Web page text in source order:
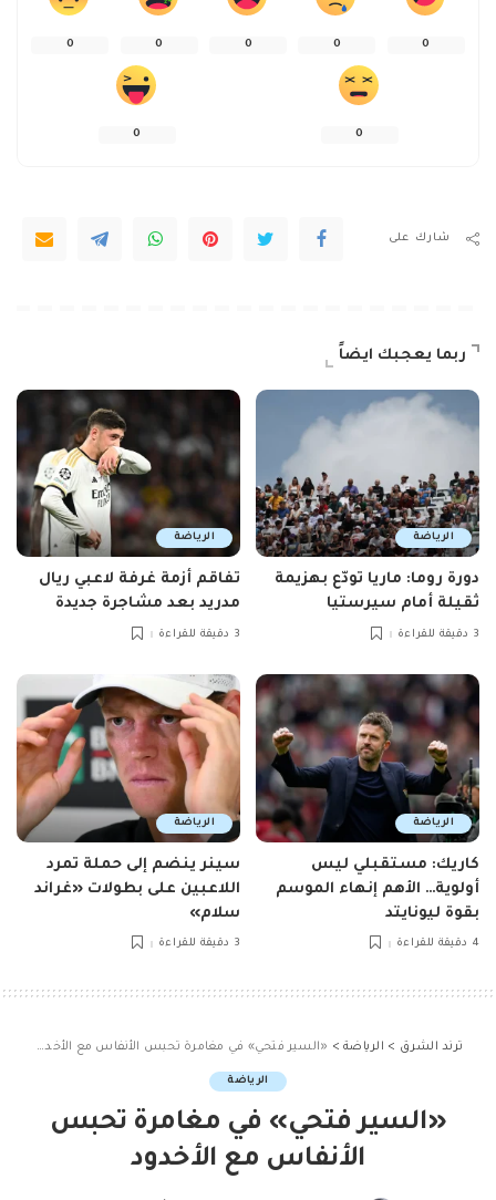
0
0
0
0
0
0
0
شارك على
ربما يعجبك ايضاً
الرياضة
دورة روما: ماريا تودّع بهزيمة
ثقيلة أمام سيرستيا
3 دقيقة للقراءة
الرياضة
تفاقم أزمة غرفة لاعبي ريال
مدريد بعد مشاجرة جديدة
3 دقيقة للقراءة
الرياضة
كاريك: مستقبلي ليس
أولوية… الأهم إنهاء الموسم
بقوة ليونايتد
4 دقيقة للقراءة
الرياضة
سينر ينضم إلى حملة تمرد
اللاعبين على بطولات «غراند
سلام»
3 دقيقة للقراءة
ترند الشرق > الرياضة> «السير فتحي» في مغامرة تحبس الأنفاس مع الأخدود
الرياضة
«السير فتحي» في مغامرة تحبس
الأنفاس مع الأخدود